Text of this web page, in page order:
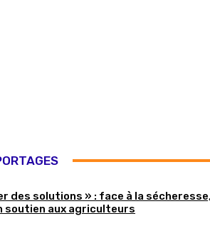
des solutions » : face à la
soutien aux agriculteurs